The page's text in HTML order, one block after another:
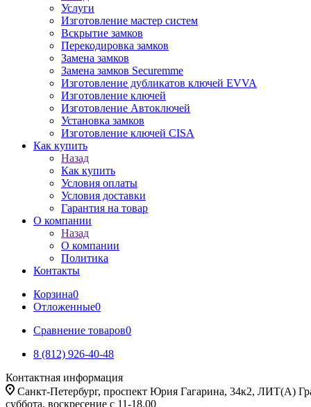
Услуги
Изготовление мастер систем
Вскрытие замков
Перекодировка замков
Замена замков
Замена замков Securemme
Изготовление дубликатов ключей EVVA
Изготовление ключей
Изготовление Автоключей
Установка замков
Изготовление ключей CISA
Как купить
Назад
Как купить
Условия оплаты
Условия доставки
Гарантия на товар
О компании
Назад
О компании
Политика
Контакты
Корзина0
Отложенные0
Сравнение товаров0
8 (812) 926-40-48
Контактная информация
Санкт-Петербург, проспект Юрия Гагарина, 34к2, ЛИТ(А)
суббота, воскресение с 11-18.00